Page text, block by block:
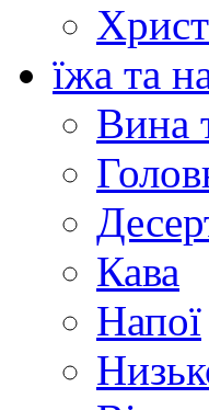
їжа та
Вина
Кава
Напої